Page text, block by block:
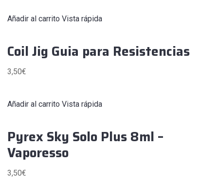
Añadir al carrito Vista rápida
Coil Jig Guia para Resistencias
3,50€
Añadir al carrito Vista rápida
Pyrex Sky Solo Plus 8ml –
Vaporesso
3,50€